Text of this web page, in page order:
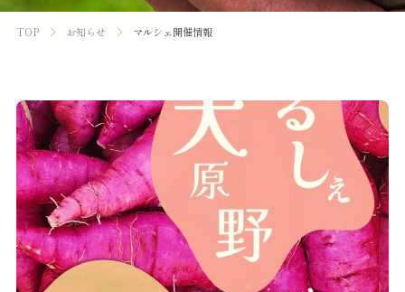
TOP お知らせ マルシェ開催情報